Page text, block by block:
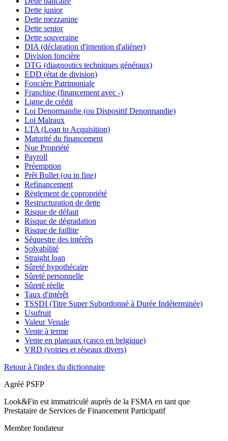
Dette junior
Dette mezzanine
Dette senior
Dette souveraine
DIA (déclaration d'intention d'aliéner)
Division foncière
DTG (diagnostics techniques généraux)
EDD (état de division)
Foncière Patrimoniale
Franchise (financement avec -)
Ligne de crédit
Loi Denormandie (ou Dispositif Denormandie)
Loi Malraux
LTA (Loan to Acquisition)
Maturité du financement
Nue Propriété
Payroll
Préemption
Prêt Bullet (ou in fine)
Refinancement
Règlement de copropriété
Restructuration de dette
Risque de défaut
Risque de dégradation
Risque de faillite
Séquestre des intérêts
Solvabilité
Straight loan
Sûreté hypothécaire
Sûreté personnelle
Sûreté réelle
Taux d'intérêt
TSSDI (Titre Super Subordonné à Durée Indéterminée)
Usufruit
Valeur Venale
Vente à terme
Vente en plateaux (casco en belgique)
VRD (voiries et réseaux divers)
Retour à l'index du dictionnaire
Agréé PSFP
Look&Fin est immatriculé auprès de la FSMA en tant que
Prestataire de Services de Financement Participatif
Membre fondateur